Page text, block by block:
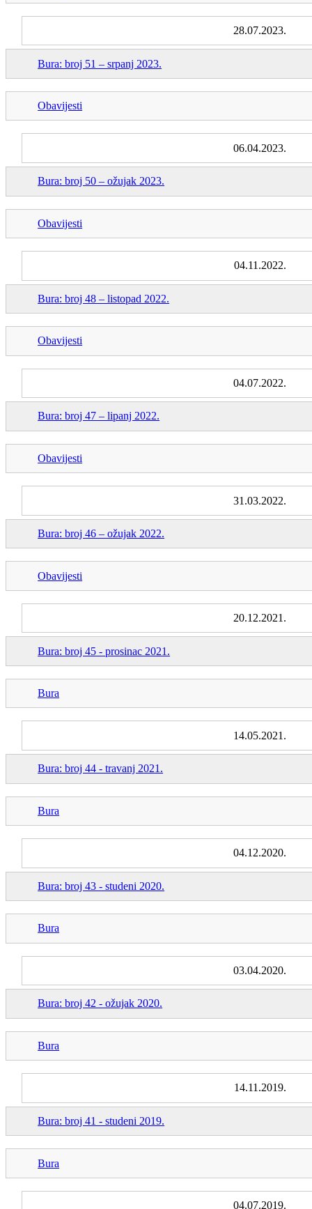
28.07.2023.
Bura: broj 51 – srpanj 2023.
Obavijesti
06.04.2023.
Bura: broj 50 – ožujak 2023.
Obavijesti
04.11.2022.
Bura: broj 48 – listopad 2022.
Obavijesti
04.07.2022.
Bura: broj 47 – lipanj 2022.
Obavijesti
31.03.2022.
Bura: broj 46 – ožujak 2022.
Obavijesti
20.12.2021.
Bura: broj 45 - prosinac 2021.
Bura
14.05.2021.
Bura: broj 44 - travanj 2021.
Bura
04.12.2020.
Bura: broj 43 - studeni 2020.
Bura
03.04.2020.
Bura: broj 42 - ožujak 2020.
Bura
14.11.2019.
Bura: broj 41 - studeni 2019.
Bura
04.07.2019.